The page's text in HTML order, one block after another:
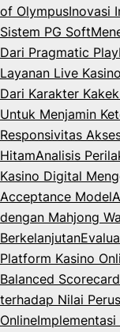
of OlympusInovasi
Sistem PG Soft
Dari Pragmatic Play
Layanan Live Kasino
Dari Karakter
Untuk Menjamin
Responsivitas
HitamAnalisis
Kasino Digital
Acceptance Model
dengan Mahjong
Berkelanjutan
Platform Kasino
Balanced Scorecard
terhadap Nilai
Online